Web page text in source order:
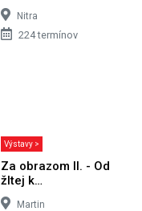
Nitra
224 termínov
Výstavy >
Za obrazom II. - Od
žltej k…
Martin